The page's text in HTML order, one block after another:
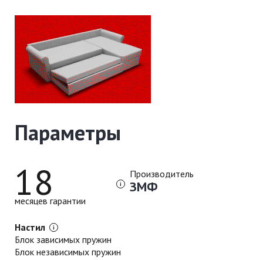
Параметры
Настил
Блок зависимых пружин
Блок независимых пружин
Производитель
ЗМФ
18
месяцев гарантии